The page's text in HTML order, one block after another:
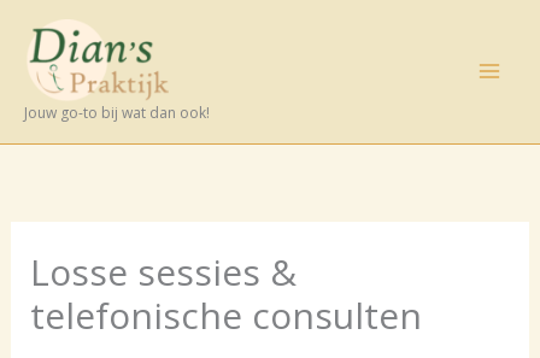
naar
inhoud
Jouw go-to bij wat dan ook!
Losse sessies &
telefonische consulten